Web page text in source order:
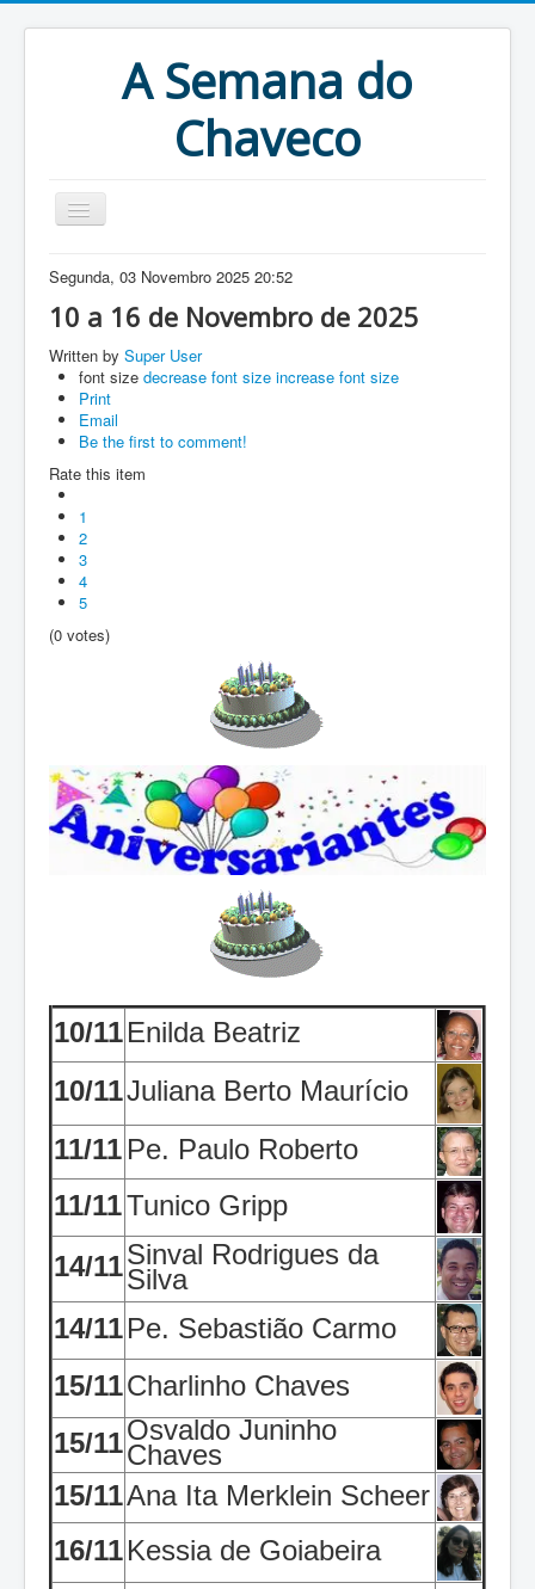
A Semana do
Chaveco
Home
Anteriores
Antigonas
Segunda, 03 Novembro 2025 20:52
10 a 16 de Novembro de 2025
Written by Super User
font size decrease font size increase font size
Print
Email
Be the first to comment!
Rate this item
1
2
3
4
5
(0 votes)
10/11Enilda Beatriz
10/11Juliana Berto Maurício
11/11 Pe. Paulo Roberto
11/11Tunico Gripp
14/11Sinval Rodrigues da
Silva
14/11Pe. Sebastião Carmo
15/11Charlinho Chaves
15/11Osvaldo Juninho
Chaves
15/11Ana Ita Merklein Scheer
16/11Kessia de Goiabeira